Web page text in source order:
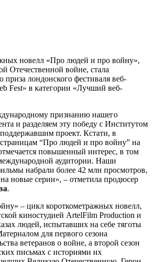
новелл «Про людей и про войну»,
Отечественной войне, стала
приза лондонского фестиваля веб-
Fest» в категории «Лучший веб-
признанию нашего
и разделяем эту победу с Институтом
проект. Кстати, в
“Про людей и про войну” на
повышенный интерес, в том
аудитории. Наши
набрали более 42 млн просмотров,
новые серии», – отметила продюсер
.
– цикл короткометражных новелл,
киностудией ArtelFilm Production и
людей, испытавших на себе тяготы
для первого сезона
ветеранов о войне, а второй сезон
письмах с историями их